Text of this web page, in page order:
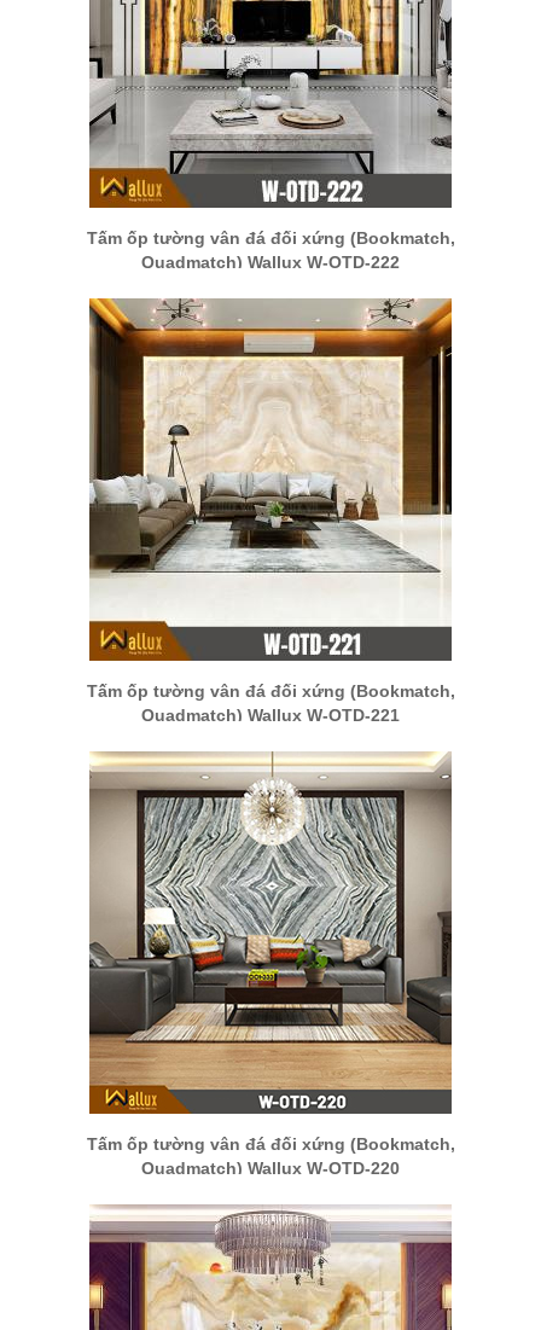
Tấm ốp tường vân đá đối xứng (Bookmatch,
Quadmatch) Wallux W-OTD-222
Tấm ốp tường vân đá đối xứng (Bookmatch,
Quadmatch) Wallux W-OTD-221
Tấm ốp tường vân đá đối xứng (Bookmatch,
Quadmatch) Wallux W-OTD-220